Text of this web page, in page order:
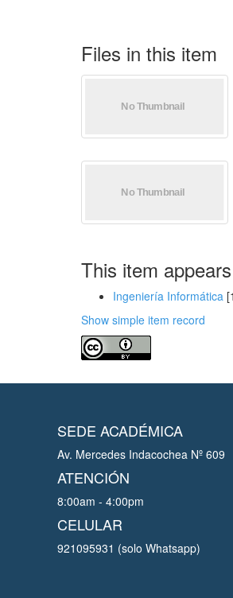
Files in this item
This item
Ingeniería Informática
Show simple item record
SEDE ACADÉMICA
Av. Mercedes Indacochea Nº 609
ATENCIÓN
8:00am - 4:00pm
CELULAR
921095931 (solo Whatsapp)